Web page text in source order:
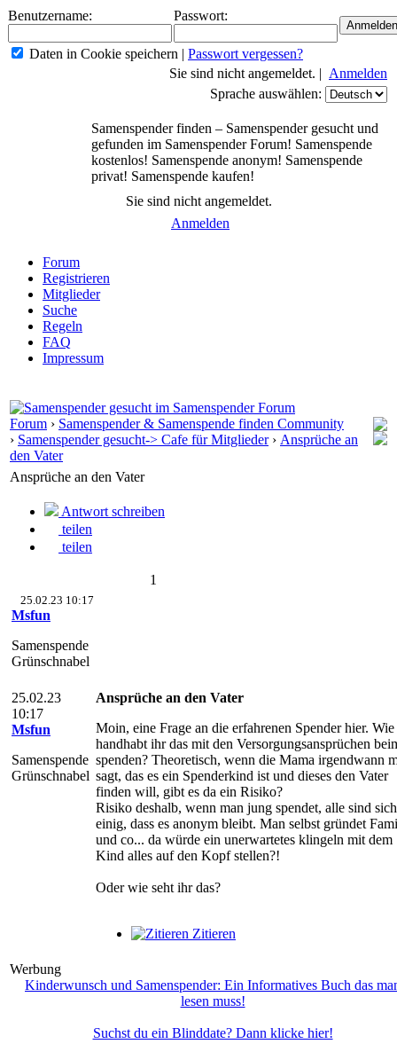
Benutzername: Passwort:
Daten in Cookie speichern | Passwort vergessen?
Sie sind nicht angemeldet. | Anmelden
Sprache auswählen:
Samenspender finden – Samenspender gesucht und
gefunden im Samenspender Forum! Samenspende
kostenlos! Samenspende anonym! Samenspende
privat! Samenspende kaufen!
Sie sind nicht angemeldet.
Anmelden
Forum
Registrieren
Mitglieder
Suche
Regeln
FAQ
Impressum
Forum › Samenspender & Samenspende finden Community
› Samenspender gesucht-> Cafe für Mitglieder› Ansprüche an
den Vater
Ansprüche an den Vater
Antwort schreiben
teilen
teilen
1
25.02.23 10:17
Msfun
Samenspende
Grünschnabel
25.02.23
10:17
Msfun
Samenspende
Grünschnabel
Ansprüche an den Vater
Moin, eine Frage an die erfahrenen Spender hier. Wie
handhabt ihr das mit den Versorgungsansprüchen
spenden? Theoretisch, wenn die Mama irgendwann
sagt, das es ein Spenderkind ist und dieses den Vater
finden will, gibt es da ein Risiko?
Risiko deshalb, wenn man jung spendet, alle sind sich
einig, dass es anonym bleibt. Man selbst gründet
und co... da würde ein unerwartetes klingeln mit dem
Kind alles auf den Kopf stellen?!
Oder wie seht ihr das?
Zitieren
Werbung
Kinderwunsch und Samenspender: Ein Informatives Buch das
lesen muss!
Suchst du ein Blinddate? Dann klicke hier!